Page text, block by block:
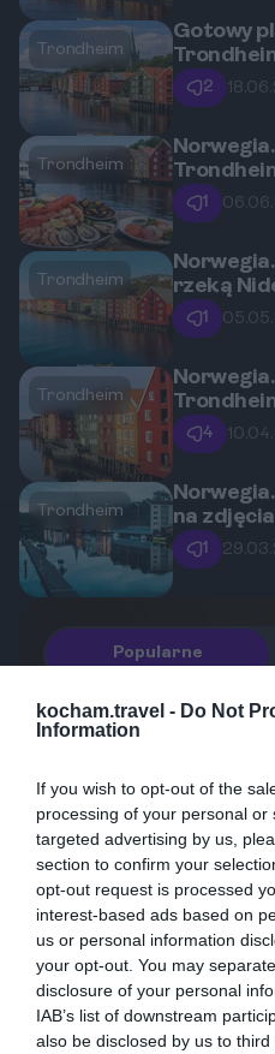
kocham.travel - Do Not
Information
If you wish to opt-out of the
processing of your personal
targeted advertising by us,
section to confirm your
opt-out request is processed
interest-based ads based on
us or personal information
your opt-out. You may
disclosure of your personal
IAB’s list of downstream
also be disclosed by us to
Trondheim
Gotowy
2
Trondheim
zamówić?
1
Trondheim
rzeką
historia i
widokowe.
1
Trondheim
4
Trondheim
na
katedry
domki
1
Popularne
Trondheim:
nowoczesną
historię
zachwyć się
Nidaros i
kolorowych
To idealny
Norwegii.
2
Gdzie
Norwegii,
dziećmi?
najlepszych
na
2
3
Gdzie
Trondheim
Planujesz